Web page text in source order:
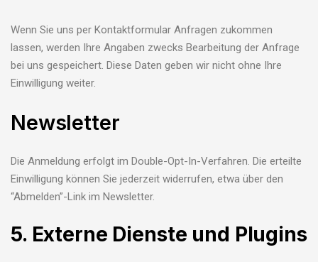
Wenn Sie uns per Kontaktformular Anfragen zukommen
lassen, werden Ihre Angaben zwecks Bearbeitung der Anfrage
bei uns gespeichert. Diese Daten geben wir nicht ohne Ihre
Einwilligung weiter.
Newsletter
Die Anmeldung erfolgt im Double-Opt-In-Verfahren. Die erteilte
Einwilligung können Sie jederzeit widerrufen, etwa über den
“Abmelden”-Link im Newsletter.
5. Externe Dienste und Plugins